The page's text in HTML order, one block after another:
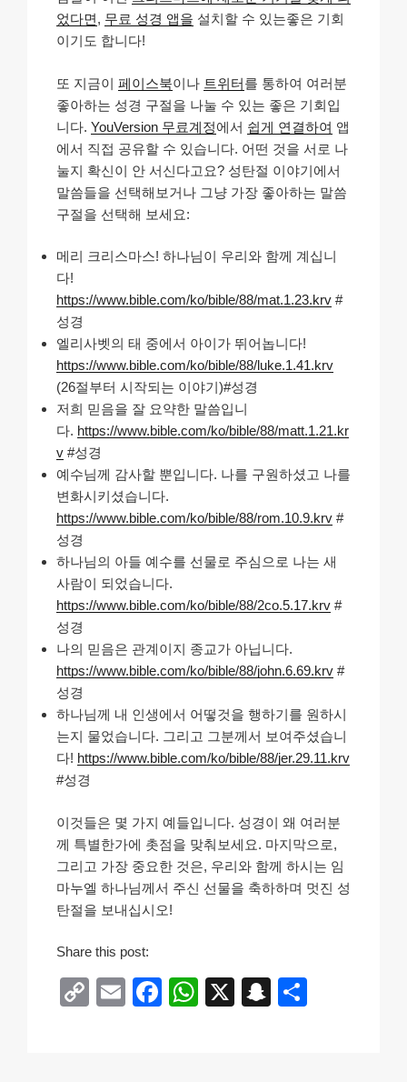
었다면, 무료 성경 앱을 설치할 수 있는좋은 기회
이기도 합니다!
또 지금이 페이스북이나 트위터를 통하여 여러분
좋아하는 성경 구절을 나눌 수 있는 좋은 기회입
니다. YouVersion 무료계정에서 쉽게 연결하여 앱
에서 직접 공유할 수 있습니다. 어떤 것을 서로 나
눌지 확신이 안 서신다고요? 성탄절 이야기에서
말씀들을 선택해보거나 그냥 가장 좋아하는 말씀
구절을 선택해 보세요:
메리 크리스마스! 하나님이 우리와 함께 계십니
다!
https://www.bible.com/ko/bible/88/mat.1.23.krv #
성경
엘리사벳의 태 중에서 아이가 뛰어놉니다!
https://www.bible.com/ko/bible/88/luke.1.41.krv
(26절부터 시작되는 이야기)#성경
저희 믿음을 잘 요약한 말씀입니
다. https://www.bible.com/ko/bible/88/matt.1.21.kr
v #성경
예수님께 감사할 뿐입니다. 나를 구원하셨고 나를
변화시키셨습니다.
https://www.bible.com/ko/bible/88/rom.10.9.krv #
성경
하나님의 아들 예수를 선물로 주심으로 나는 새
사람이 되었습니다.
https://www.bible.com/ko/bible/88/2co.5.17.krv #
성경
나의 믿음은 관계이지 종교가 아닙니다.
https://www.bible.com/ko/bible/88/john.6.69.krv #
성경
하나님께 내 인생에서 어떻것을 행하기를 원하시
는지 물었습니다. 그리고 그분께서 보여주셨습니
다! https://www.bible.com/ko/bible/88/jer.29.11.krv
#성경
이것들은 몇 가지 예들입니다. 성경이 왜 여러분
께 특별한가에 촛점을 맞춰보세요. 마지막으로,
그리고 가장 중요한 것은, 우리와 함께 하시는 임
마누엘 하나님께서 주신 선물을 축하하며 멋진 성
탄절을 보내십시오!
Share this post:
C
E
F
W
X
S